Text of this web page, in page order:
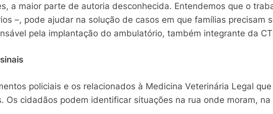
a maior parte de autoria desconhecida. Entendemos que o
–, pode ajudar na solução de casos em que famílias precisam
pela implantação do ambulatório, também integrante da
policiais e os relacionados à Medicina Veterinária Legal
Os cidadãos podem identificar situações na rua onde moram,